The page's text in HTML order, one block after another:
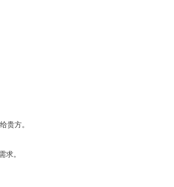
贵方。
求。